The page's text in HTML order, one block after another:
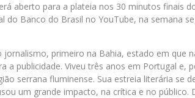
aberto para a plateia nos 30 minutos finais
do Banco do Brasil no YouTube, na semana
primeiro na Bahia, estado em que
a publicidade. Viveu três anos em Portugal e,
serrana fluminense. Sua estreia literária se
um grande impacto, na crítica e no público.